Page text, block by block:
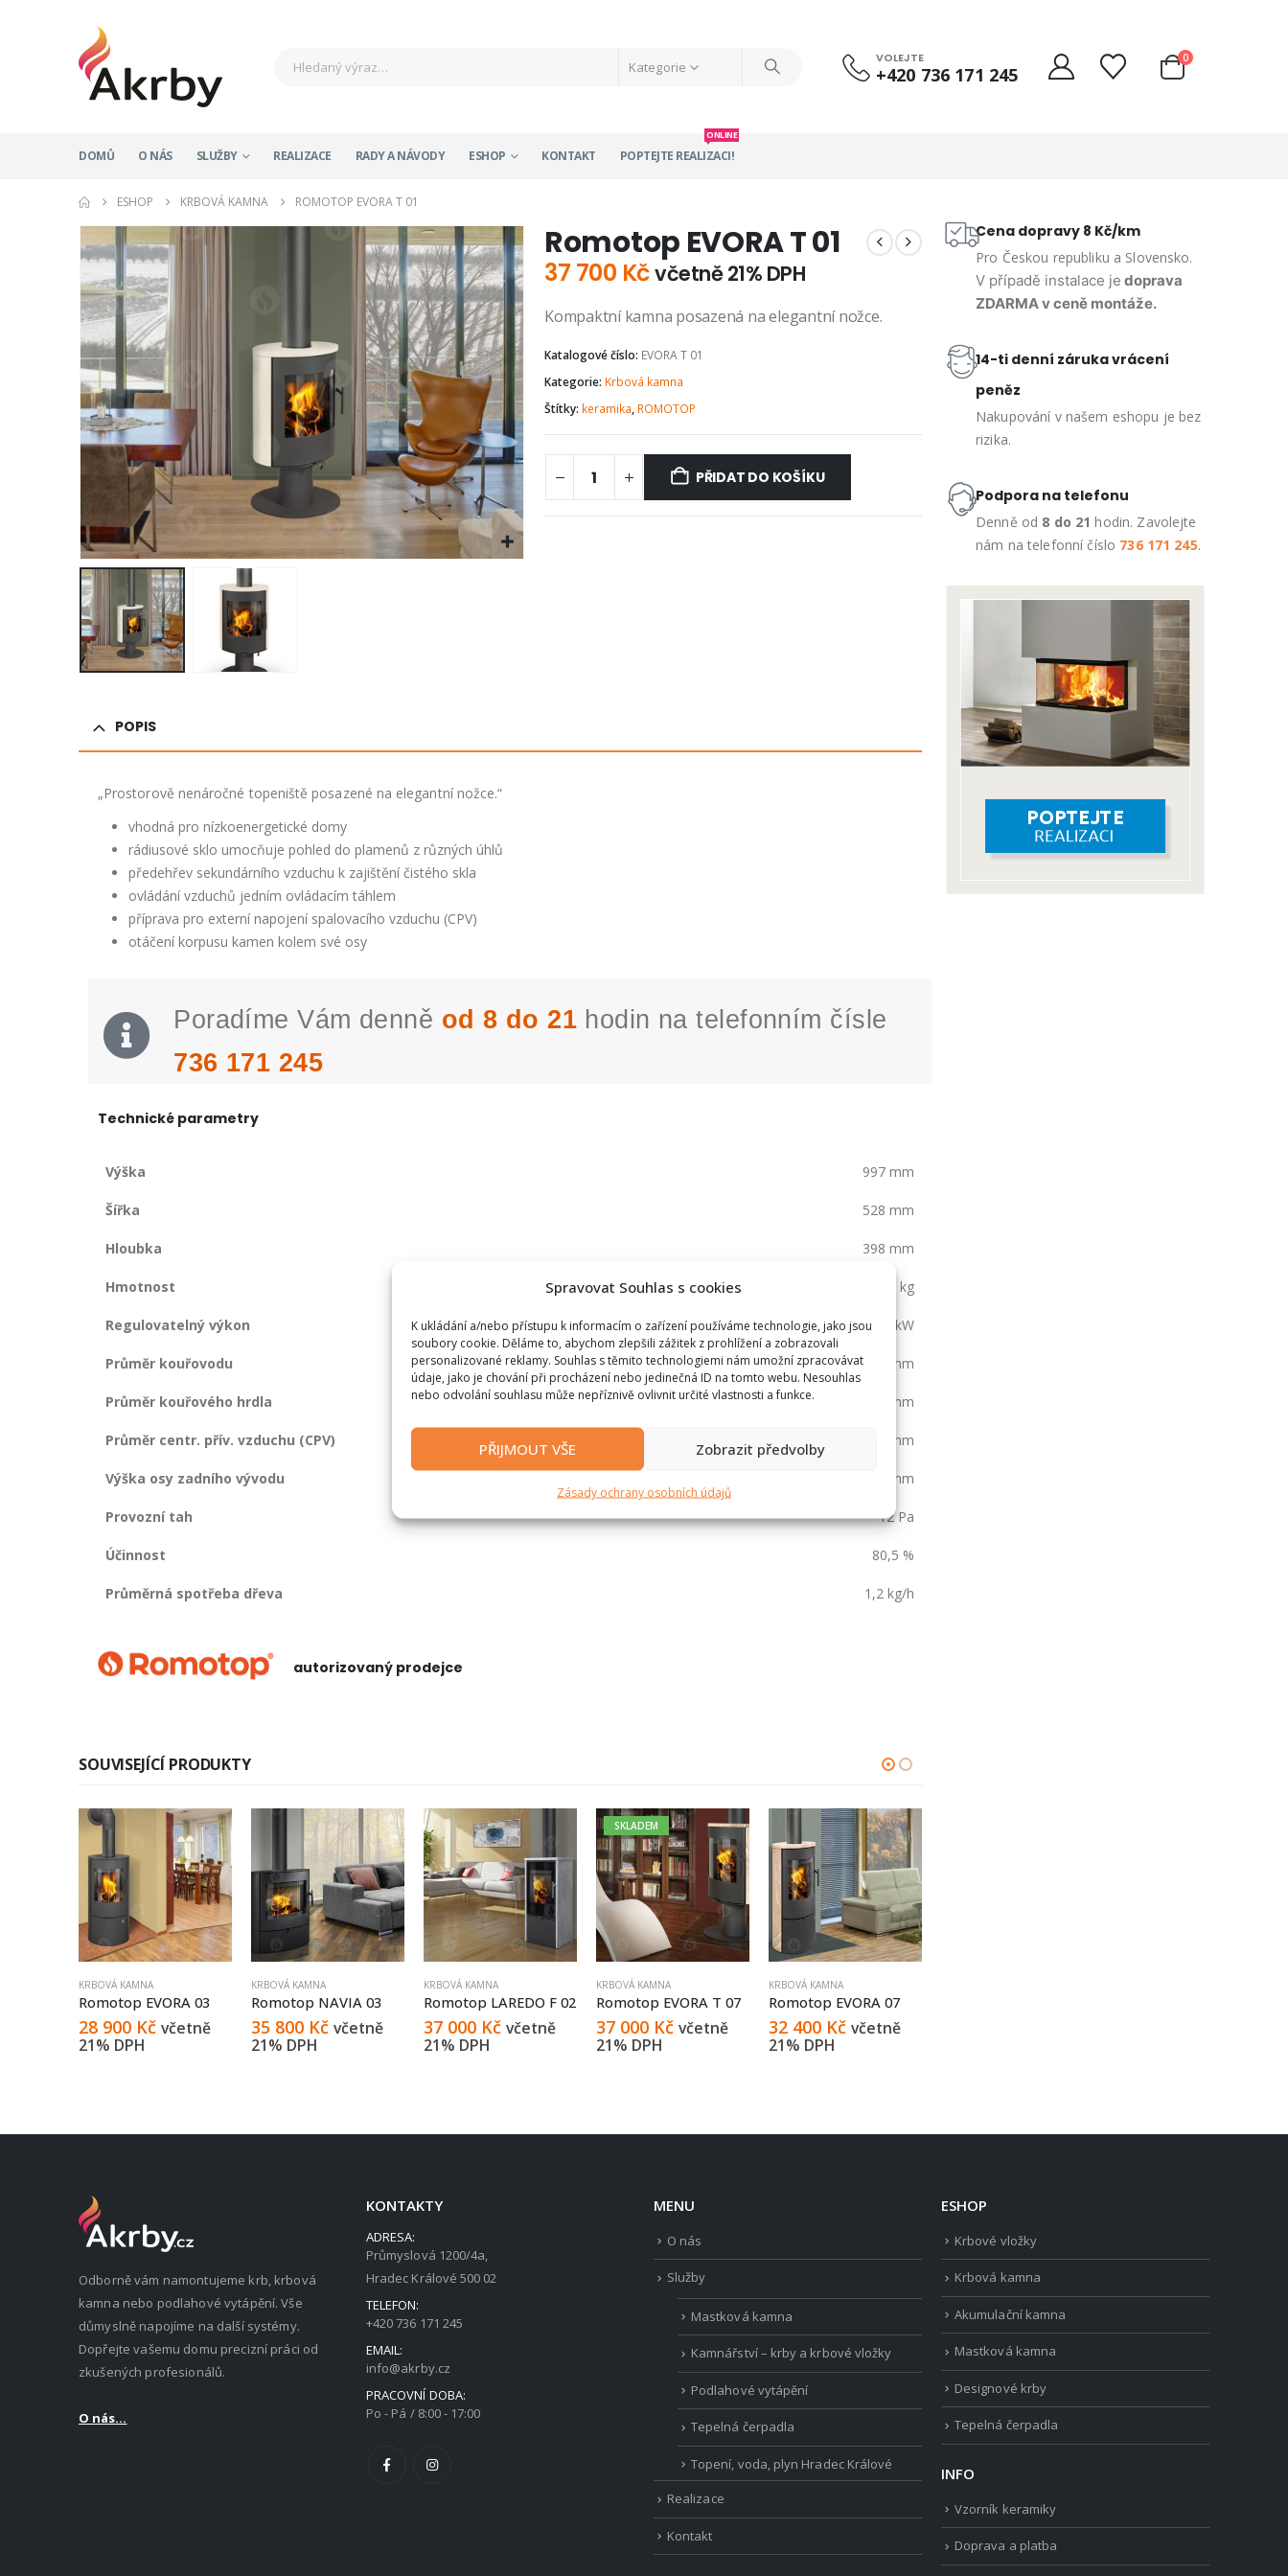
Spravovat Souhlas s cookies
K ukládání a/nebo přístupu k informacím o zařízení používáme technologie, jako jsou
soubory cookie. Děláme to, abychom zlepšili zážitek z prohlížení a zobrazovali
personalizované reklamy. Souhlas s těmito technologiemi nám umožní zpracovávat
údaje, jako je chování při procházení nebo jedinečná ID na tomto webu. Nesouhlas
nebo odvolání souhlasu může nepříznivě ovlivnit určité vlastnosti a funkce.
PŘIJMOUT VŠE Zobrazit předvolby
Zásady ochrany osobních údajů
Kategorie
VOLEJTE
+420 736 171 245
0
DOMŮ O NÁS SLUŽBY REALIZACE RADY A NÁVODY ESHOP KONTAKT POPTEJTE REALIZACI!
ONLINE
ESHOP KRBOVÁ KAMNA ROMOTOP EVORA T 01
Romotop EVORA T 01
37 700 Kčvčetně 21% DPH
Kompaktní kamna posazená na elegantní nožce.
Katalogové číslo: EVORA T 01
Kategorie: Krbová kamna
Štítky: keramika, ROMOTOP
PŘIDAT DO KOŠÍKU
POPIS
„Prostorově nenáročné topeniště posazené na elegantní nožce.“
vhodná pro nízkoenergetické domy
rádiusové sklo umocňuje pohled do plamenů z různých úhlů
předehřev sekundárního vzduchu k zajištění čistého skla
ovládání vzduchů jedním ovládacím táhlem
příprava pro externí napojení spalovacího vzduchu (CPV)
otáčení korpusu kamen kolem své osy
Poradíme Vám denně od 8 do 21 hodin na telefonním čísle
736 171 245
Technické parametry
Výška 997 mm
Šířka 528 mm
Hloubka 398 mm
Hmotnost 125 kg
Regulovatelný výkon 2,0-5,2 kW
Průměr kouřovodu 150 mm
Průměr kouřového hrdla 150 mm
Průměr centr. přív. vzduchu (CPV) 125 mm
Výška osy zadního vývodu 863 mm
Provozní tah 12 Pa
Účinnost 80,5 %
Průměrná spotřeba dřeva 1,2 kg/h
autorizovaný prodejce
SOUVISEJÍCÍ PRODUKTY
KRBOVÁ KAMNA
Romotop EVORA 03
28 900 Kč včetně
21% DPH
KRBOVÁ KAMNA
Romotop NAVIA 03
35 800 Kč včetně
21% DPH
KRBOVÁ KAMNA
Romotop LAREDO F 02
37 000 Kč včetně
21% DPH
SKLADEM
KRBOVÁ KAMNA
Romotop EVORA T 07
37 000 Kč včetně
21% DPH
KRBOVÁ KAMNA
Romotop EVORA 07
32 400 Kč včetně
21% DPH
Cena dopravy 8 Kč/km
Pro Českou republiku a Slovensko.
V případě instalace je doprava
ZDARMA v ceně montáže.
14-ti denní záruka vrácení
peněz
Nakupování v našem eshopu je bez
rizika.
Podpora na telefonu
Denně od 8 do 21hodin. Zavolejte
nám na telefonní číslo 736 171 245.
Odborně vám namontujeme krb, krbová
kamna nebo podlahové vytápění. Vše
důmyslně napojíme na další systémy.
Dopřejte vašemu domu precizní práci od
zkušených profesionálů.
O nás...
KONTAKTY
ADRESA:
Průmyslová 1200/4a,
Hradec Králové 500 02
TELEFON:
+420 736 171 245
EMAIL:
info@akrby.cz
PRACOVNÍ DOBA:
Po - Pá / 8:00 - 17:00
MENU
O nás
Služby
Mastková kamna
Kamnářství – krby a krbové vložky
Podlahové vytápění
Tepelná čerpadla
Topení, voda, plyn Hradec Králové
Realizace
Kontakt
ESHOP
Krbové vložky
Krbová kamna
Akumulační kamna
Mastková kamna
Designové krby
Tepelná čerpadla
INFO
Vzorník keramiky
Doprava a platba